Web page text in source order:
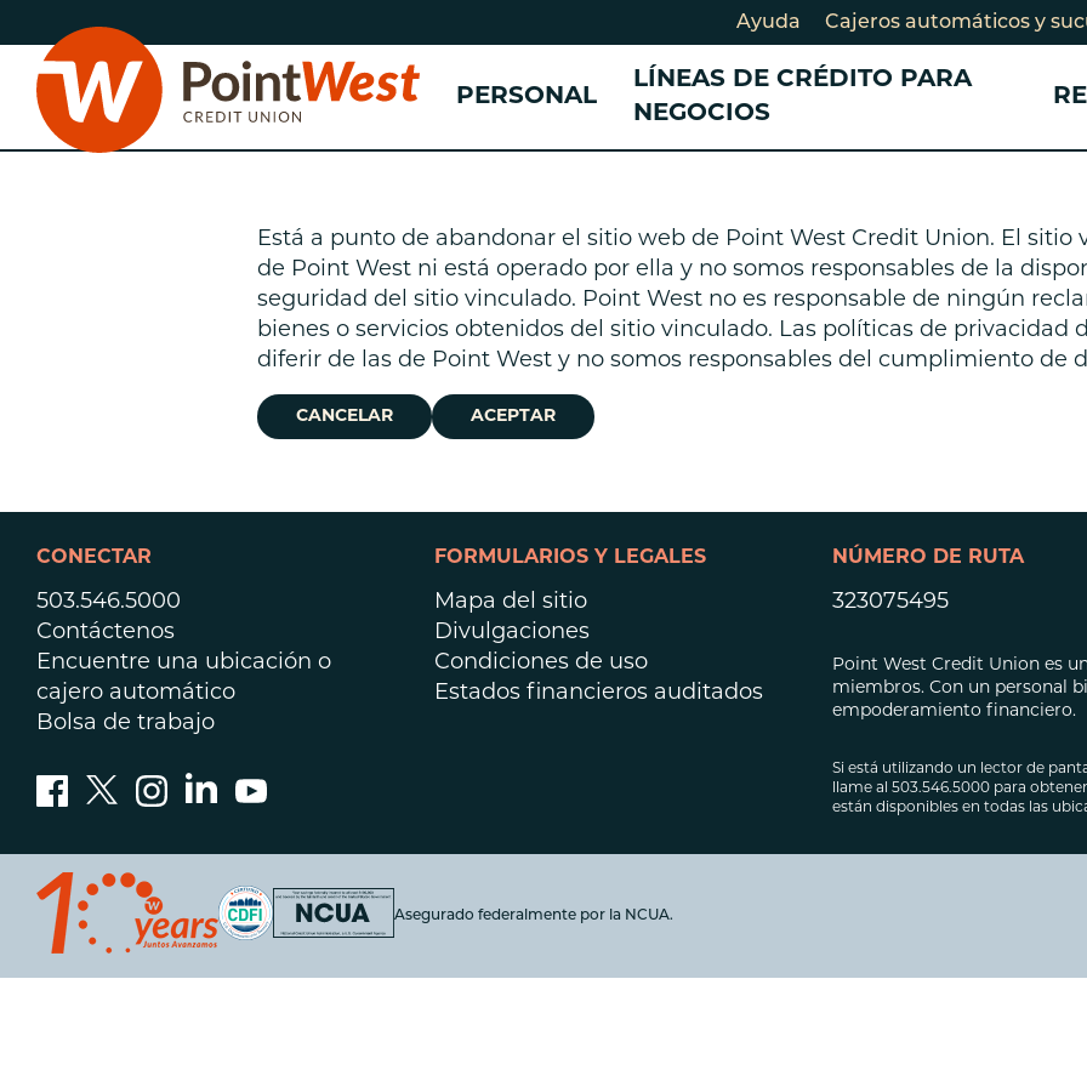
al
contenido
al
inicio
sesión
Ayuda Cajeros automáticos y
PERSONAL
Cuentas de cheques
Cuentas de ahorros
Certificados de depósito
(CD)
CRÉDITO
Préstamo en
Tarjetas de
Préstamo para
Préstamos
Préstamos para
LÍNEAS DE CRÉDITO PARA
NEGOCIOS
Cuentas de cheques para
negocios
Cuenta de ahorros para
negocios
negocios
PRÉSTAMOS
Préstamos para
negocios
Tarjeta de
Historias de miembros
Nuestro Impacto
Socios comunitarios
Participe
Está a punto de abandonar el sitio web de Point West Credit Union. El sitio
de Point West ni está operado por ella y no somos responsables de la
seguridad del sitio vinculado. Point West no es responsable de ningún
bienes o servicios obtenidos del sitio vinculado. Las políticas de privacidad
diferir de las de Point West y no somos responsables del cumplimiento de
CANCELAR ACEPTAR
CONECTAR
503.546.5000
Contáctenos
Encuentre una ubicación o
cajero automático
Bolsa de trabajo
FORMULARIOS Y LEGALES
Mapa del sitio
Divulgaciones
Condiciones de uso
Estados financieros auditados
NÚMERO DE RUTA
323075495
Point West Credit Union es
miembros. Con un personal
empoderamiento financiero.
Si está utilizando un lector de
llame al 503.546.5000 para
están disponibles en todas las
Asegurado federalmente por la NCUA.